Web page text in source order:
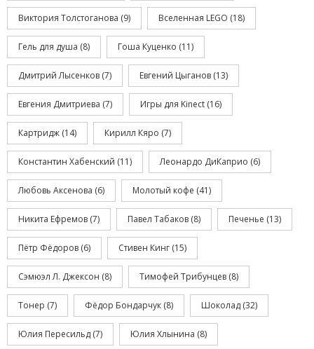
Виктория Толстоганова (9) Вселенная LEGO (18)
Гель для душа (8) Гоша Куценко (11)
Дмитрий Лысенков (7) Евгений Цыганов (13)
Евгения Дмитриева (7) Игры для Kinect (16)
Картридж (14) Кирилл Кяро (7)
Константин Хабенский (11) Леонардо ДиКаприо (6)
Любовь Аксенова (6) Молотый кофе (41)
Никита Ефремов (7) Павел Табаков (8) Печенье (13)
Пётр Фёдоров (6) Стивен Кинг (15)
Сэмюэл Л. Джексон (8) Тимофей Трибунцев (8)
Тонер (7) Фёдор Бондарчук (8) Шоколад (32)
Юлия Пересильд (7) Юлия Хлынина (8)